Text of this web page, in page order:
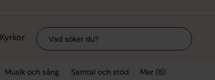
Kyrkor Sök
Musik och sång Samtal och stöd Mer (8)